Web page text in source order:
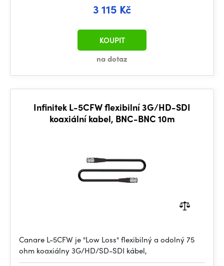
3 115 Kč
na dotaz
KOUPIT
Infinitek L-5CFW flexibilní 3G/HD-SDI
koaxiální kabel, BNC-BNC 10m
Canare L-5CFW je "Low Loss" flexibilný a odolný 75
ohm koaxiálny 3G/HD/SD-SDI kábel,